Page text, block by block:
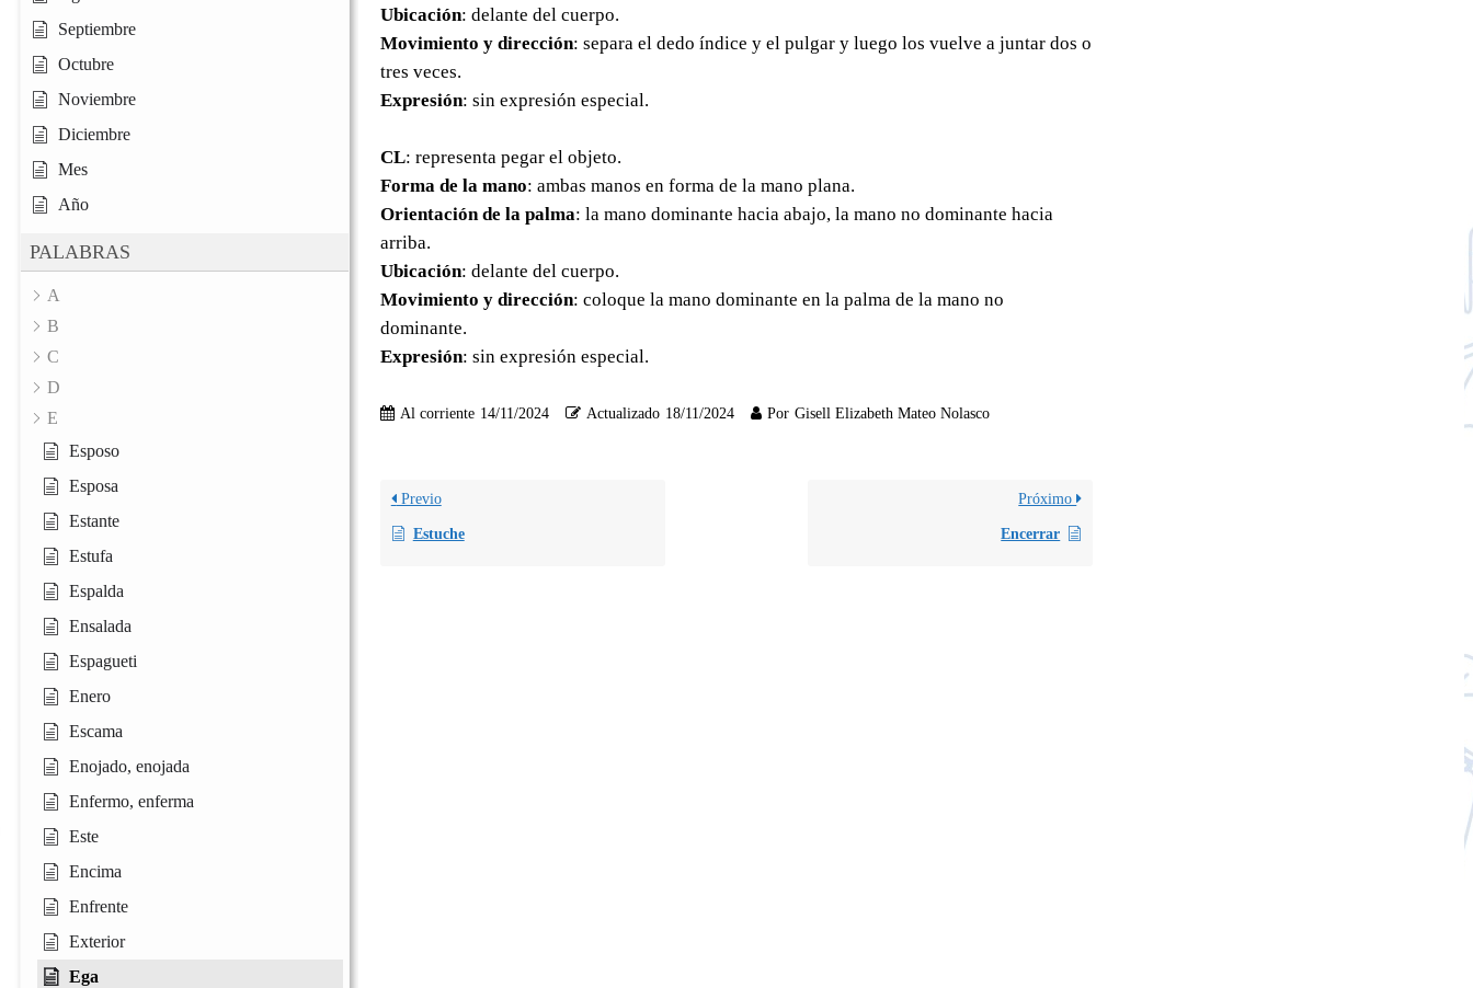
Septiembre
Octubre
Noviembre
Diciembre
Mes
Año
PALABRAS
A
B
C
D
E
Esposo
Esposa
Estante
Estufa
Espalda
Ensalada
Espagueti
Enero
Escama
Enojado, enojada
Enfermo, enferma
Este
Encima
Enfrente
Exterior
Ega
Ubicación: delante del cuerpo.
Movimiento y dirección: separa el dedo índice y el pulgar y luego los vuelve a juntar dos o
tres veces.
Expresión: sin expresión especial.
CL: representa pegar el objeto.
Forma de la mano: ambas manos en forma de la mano plana.
Orientación de la palma: la mano dominante hacia abajo, la mano no dominante hacia
arriba.
Ubicación: delante del cuerpo.
Movimiento y dirección: coloque la mano dominante en la palma de la mano no
dominante.
Expresión: sin expresión especial.
Al corriente 14/11/2024 Actualizado 18/11/2024 Por Gisell Elizabeth Mateo Nolasco
Previo
Estuche
Próximo
Encerrar